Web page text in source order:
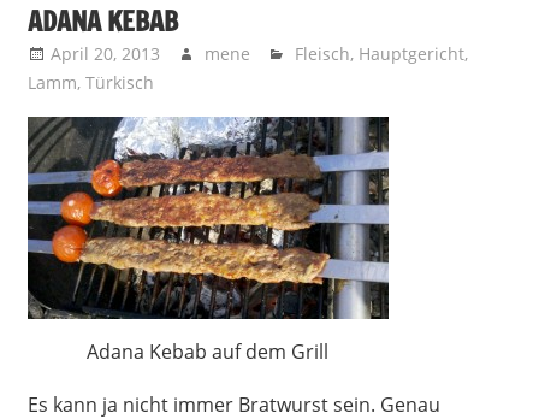
ADANA KEBAB
April 20, 2013 mene Fleisch, Hauptgericht,
Lamm, Türkisch
Adana Kebab auf dem Grill
Es kann ja nicht immer Bratwurst sein. Genau